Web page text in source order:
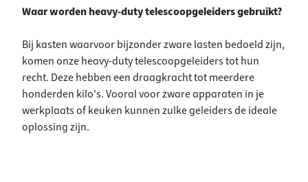
Waar worden heavy-duty telescoopgeleiders gebruikt?
Bij kasten waarvoor bijzonder zware lasten bedoeld zijn,
komen onze heavy-duty telescoopgeleiders tot hun
recht. Deze hebben een draagkracht tot meerdere
honderden kilo's. Vooral voor zware apparaten in je
werkplaats of keuken kunnen zulke geleiders de ideale
oplossing zijn.